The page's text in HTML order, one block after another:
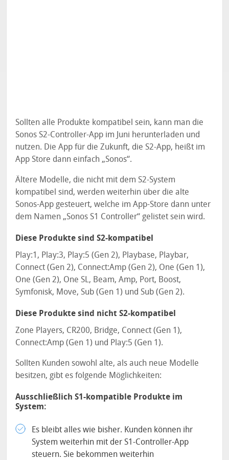
Sollten alle Produkte kompatibel sein, kann man die
Sonos S2-Controller-App im Juni herunterladen und
nutzen. Die App für die Zukunft, die S2-App, heißt im
App Store dann einfach „Sonos“.
Ältere Modelle, die nicht mit dem S2-System
kompatibel sind, werden weiterhin über die alte
Sonos-App gesteuert, welche im App-Store dann unter
dem Namen „Sonos S1 Controller“ gelistet sein wird.
Diese Produkte sind S2-kompatibel
Play:1, Play:3, Play:5 (Gen 2), Playbase, Playbar,
Connect (Gen 2), Connect:Amp (Gen 2), One (Gen 1),
One (Gen 2), One SL, Beam, Amp, Port, Boost,
Symfonisk, Move, Sub (Gen 1) und Sub (Gen 2).
Diese Produkte sind nicht S2-kompatibel
Zone Players, CR200, Bridge, Connect (Gen 1),
Connect:Amp (Gen 1) und Play:5 (Gen 1).
Sollten Kunden sowohl alte, als auch neue Modelle
besitzen, gibt es folgende Möglichkeiten:
Ausschließlich S1-kompatible Produkte im
System:
Es bleibt alles wie bisher. Kunden können ihr
System weiterhin mit der S1-Controller-App
steuern. Sie bekommen weiterhin